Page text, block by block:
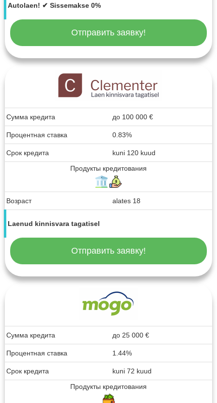
Autolaen! ✔ Sissemakse 0%
Отправить заявку!
Сумма кредита до 100 000 €
Процентная ставка 0.83%
Срок кредита
kuni 120 kuud
Продукты кредитования
Возраст alates 18
Laenud kinnisvara tagatisel
Отправить заявку!
Сумма кредита до 25 000 €
Процентная ставка 1.44%
Срок кредита
kuni 72 kuud
Продукты кредитования